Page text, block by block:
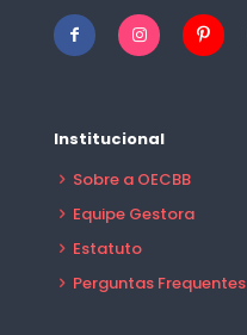
Institucional
Sobre a OECBB
Equipe Gestora
Estatuto
Perguntas Frequentes